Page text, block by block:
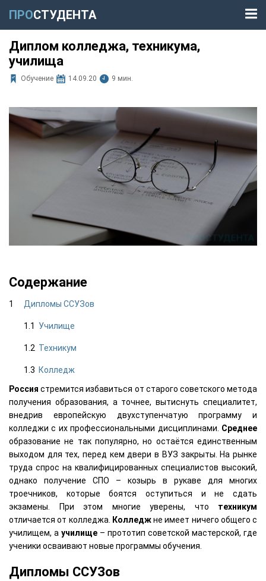
ПРОСТУДЕНТА
Диплом колледжа, техникума,
училища
Обучение 14.09.20 9 мин.
Содержание
Дипломы ССУЗов
Училище
Техникум
Колледж
Россия стремится избавиться от старого советского метода
получения образования, а точнее, вытиснуть специалитет,
внедрив европейскую двухступенчатую программу и
колледжи с их профессиональными дисциплинами. Среднее
образование не так популярно, но остаётся единственным
выходом для тех, перед кем двери в ВУЗ закрыты. На рынке
труда спрос на квалифицированных специалистов высокий,
однако получение СПО – козырь в рукаве для многих
троечников, которые боятся оступиться и не сдать
экзамены. При этом многие уверены, что техникум
отличается от колледжа. Колледжне имеет ничего общего с
училищем, а училище – прототип советской мастерской, где
ученики осваивают новые программы обучения.
Дипломы ССУЗов